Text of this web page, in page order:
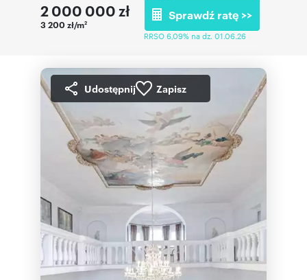
2 000 000 zł
3 200 zł/m2
Sprawdź ratę >>
RRSO 6,09% na dz. 01.06.26
Udostępnij Zapisz